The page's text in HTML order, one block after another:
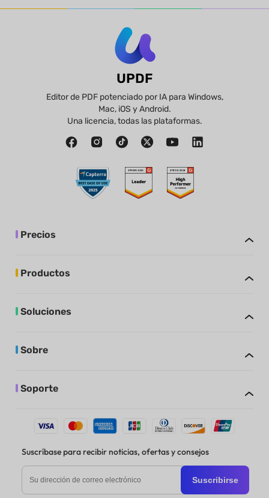
UPDF
Editor de PDF potenciado por IA para Windows,
Mac, iOS y Android.
Una licencia, todas las plataformas.
Precios
Productos
Soluciones
Sobre
Soporte
Suscríbase para recibir noticias, ofertas y consejos
Suscribirse